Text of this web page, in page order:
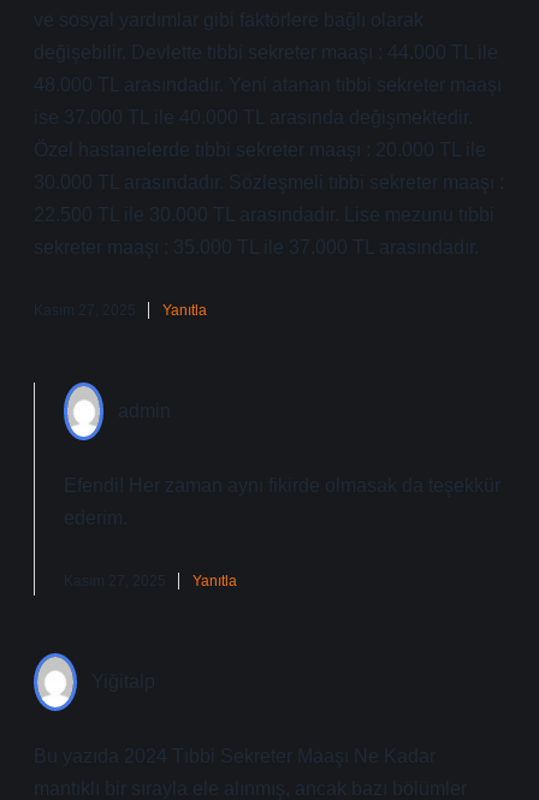
ve sosyal yardımlar gibi faktörlere bağlı olarak
değişebilir. Devlette tıbbi sekreter maaşı : 44.000 TL ile
48.000 TL arasındadır. Yeni atanan tıbbi sekreter maaşı
ise 37.000 TL ile 40.000 TL arasında değişmektedir.
Özel hastanelerde tıbbi sekreter maaşı : 20.000 TL ile
30.000 TL arasındadır. Sözleşmeli tıbbi sekreter maaşı :
22.500 TL ile 30.000 TL arasındadır. Lise mezunu tıbbi
sekreter maaşı : 35.000 TL ile 37.000 TL arasındadır.
Kasım 27, 2025 Yanıtla
Efendi! Her zaman aynı fikirde olmasak da teşekkür
ederim.
Kasım 27, 2025 Yanıtla
Bu yazıda 2024 Tıbbi Sekreter Maaşı Ne Kadar
mantıklı bir sırayla ele alınmış, ancak bazı bölümler